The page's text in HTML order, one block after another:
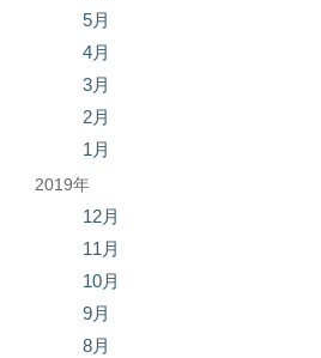
5月
4月
3月
2月
1月
2019年
12月
11月
10月
9月
8月